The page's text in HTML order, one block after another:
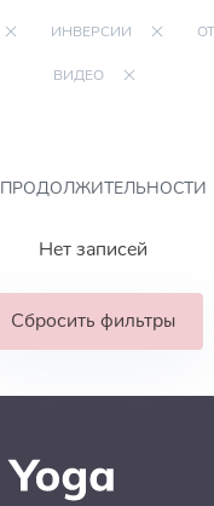
ИНВЕРСИИ
ВИДЕО
ПРОДОЛЖИТЕЛЬНОСТИ
Нет записей
Сбросить фильтры